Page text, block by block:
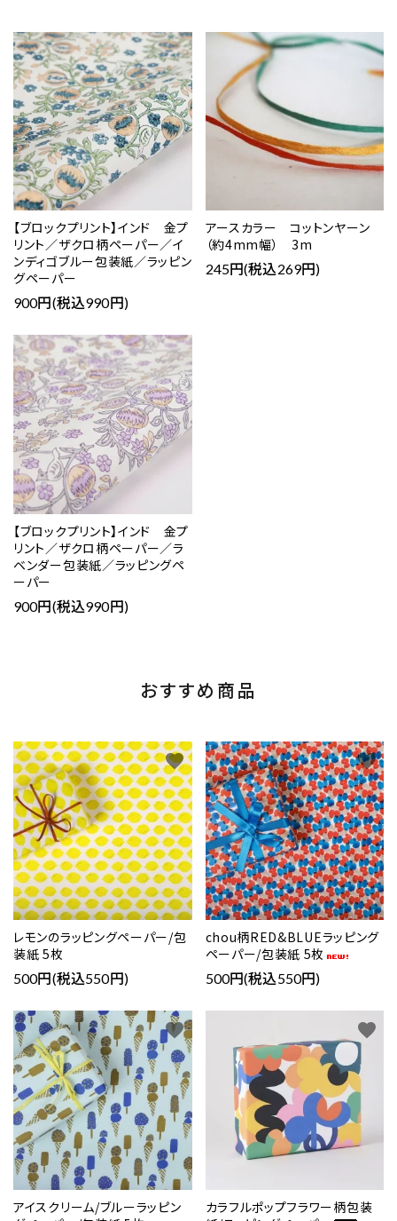
【ブロックプリント】インド 金プ
リント／ザクロ柄ペーパー／イ
ンディゴブルー包装紙／ラッピン
グペーパー
900円(税込990円)
アースカラー コットンヤーン
（約4mm幅） 3m
245円(税込269円)
【ブロックプリント】インド 金プ
リント／ザクロ柄ペーパー／ラ
ベンダー包装紙／ラッピングペ
ーパー
900円(税込990円)
おすすめ商品
レモンのラッピングペーパー/包
装紙 5枚
500円(税込550円)
favorite
chou柄RED&BLUEラッピング
ペーパー/包装紙 5枚
500円(税込550円)
favorite
アイスクリーム/ブルーラッピン
favorite
カラフルポップフラワー柄包装
favorite